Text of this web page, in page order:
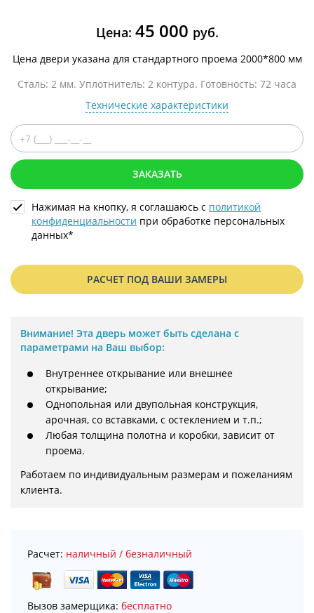
Цена: 45 000 руб.
Цена двери указана для стандартного проема 2000*800 мм
Сталь: 2 мм. Уплотнитель: 2 контура. Готовность: 72 часа
Технические характеристики
ЗАКАЗАТЬ
Нажимая на кнопку, я соглашаюсь с политикой
конфиденциальности при обработке персональных
данных*
РАСЧЕТ ПОД ВАШИ ЗАМЕРЫ
Внимание! Эта дверь может быть сделана с
параметрами на Ваш выбор:
Внутреннее открывание или внешнее
открывание;
Однопольная или двупольная конструкция,
арочная, со вставками, с остеклением и т.п.;
Любая толщина полотна и коробки, зависит от
проема.
Работаем по индивидуальным размерам и пожеланиям
клиента.
Расчет: наличный / безналичный
Вызов замерщика: бесплатно